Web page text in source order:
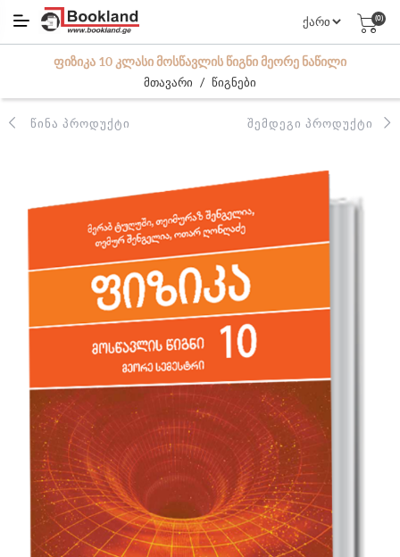
(0)
ᲤᲘᲖᲘᲙᲐ 10 ᲙᲚᲐᲡᲘ ᲛᲝᲡᲬᲐᲕᲚᲘᲡ ᲬᲘᲒᲜᲘ ᲛᲔᲝᲠᲔ ᲜᲐᲬᲘᲚᲘ
მთავარი / წიგნები
ᲬᲘᲜᲐ ᲞᲠᲝᲓᲣᲥᲢᲘ ᲨᲔᲛᲓᲔᲒᲘ ᲞᲠᲝᲓᲣᲥᲢᲘ